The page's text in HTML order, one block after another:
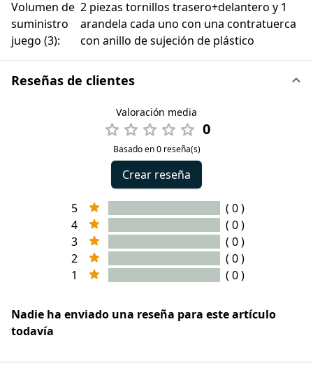
Volumen de
suministro
juego (3):
2 piezas tornillos trasero+delantero y 1
arandela cada uno con una contratuerca
con anillo de sujeción de plástico
Reseñas de clientes
Valoración media
0
Basado en 0 reseña(s)
Crear reseña
5
( 0 )
4
( 0 )
3
( 0 )
2
( 0 )
1
( 0 )
Nadie ha enviado una reseña para este artículo
todavía